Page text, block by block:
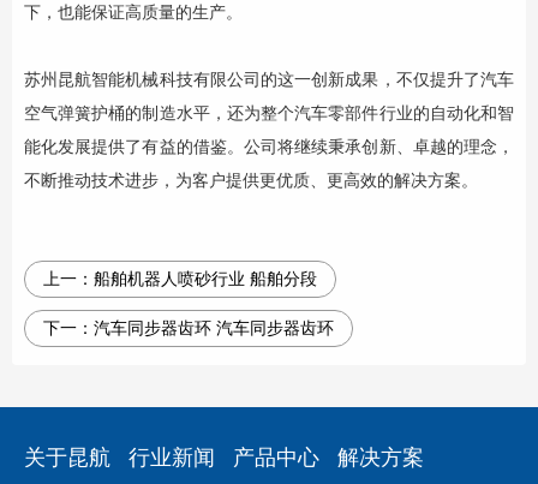
下，也能保证高质量的生产。
苏州昆航智能机械科技有限公司的这一创新成果，不仅提升了汽车
空气弹簧护桶的制造水平，还为整个汽车零部件行业的自动化和智
能化发展提供了有益的借鉴。公司将继续秉承创新、卓越的理念，
不断推动技术进步，为客户提供更优质、更高效的解决方案。
上一： 船舶机器人喷砂行业 船舶分段
下一： 汽车同步器齿环 汽车同步器齿环
关于昆航 行业新闻 产品中心 解决方案